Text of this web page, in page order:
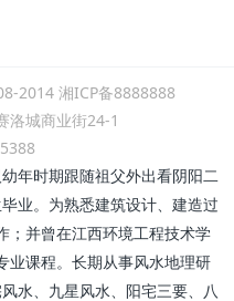
2014 湘ICP备8888888
洛城商业街24-1
年时期跟随祖父外出看阴阳二
业。为熟悉建筑设计、建造过
；并曾在江西环境工程技术学
业课程。长期从事风水地理研
水、九星风水、阳宅三要、八